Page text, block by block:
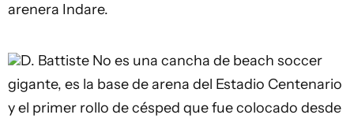
arenera Indare.
D. Battiste No es una cancha de beach soccer
gigante, es la base de arena del Estadio Centenario
y el primer rollo de césped que fue colocado desde